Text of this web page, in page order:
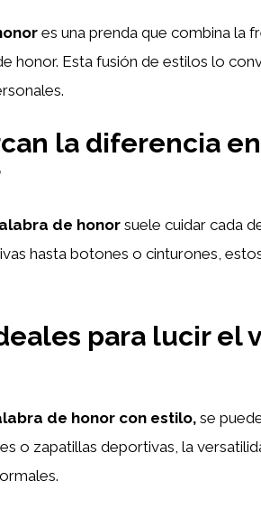
es una prenda que combina la
honor. Esta fusión de estilos lo
la diferencia
de honor suele cuidar cada
hasta botones o cinturones,
para lucir el
de honor con estilo, se
o zapatillas deportivas, la